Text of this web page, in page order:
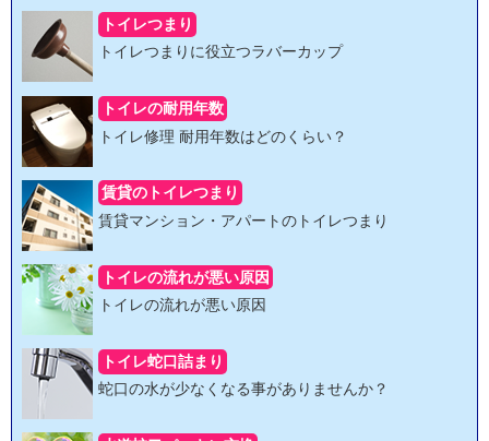
トイレつまり
トイレつまりに役立つラバーカップ
トイレの耐用年数
トイレ修理 耐用年数はどのくらい？
賃貸のトイレつまり
賃貸マンション・アパートのトイレつまり
トイレの流れが悪い原因
トイレの流れが悪い原因
トイレ蛇口詰まり
蛇口の水が少なくなる事がありませんか？